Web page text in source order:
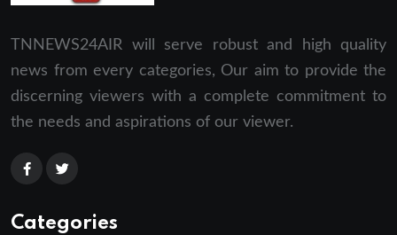
TNNEWS24AIR will serve robust and high quality
news from every categories, Our aim to provide the
discerning viewers with a complete commitment to
the needs and aspirations of our viewer.
Categories